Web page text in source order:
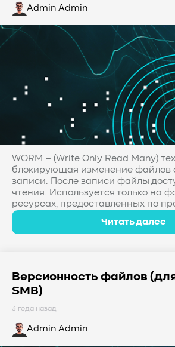
Admin Admin
WORM – (Write Only Read Many)
блокирующая изменение файлов
записи. После записи файлы
чтения. Используется только на
ресурсах, предоставленных по
Читать далее
Версионность файлов
SMB)
3 года назад
Admin Admin